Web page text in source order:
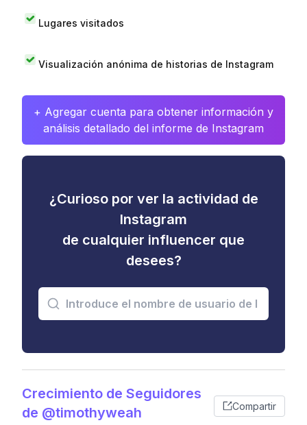
Lugares visitados
Visualización anónima de historias de Instagram
+ Agregar cuenta para obtener información y
análisis detallado del informe de Instagram
¿Curioso por ver la actividad de
Instagram
de cualquier influencer que
desees?
Crecimiento de Seguidores
de @timothyweah
Compartir